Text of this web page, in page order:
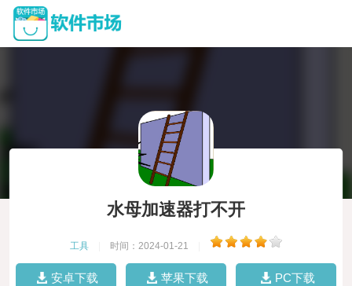
水母加速器打不开
工具 时间：2024-01-21
安卓下载 苹果下载 PC下载